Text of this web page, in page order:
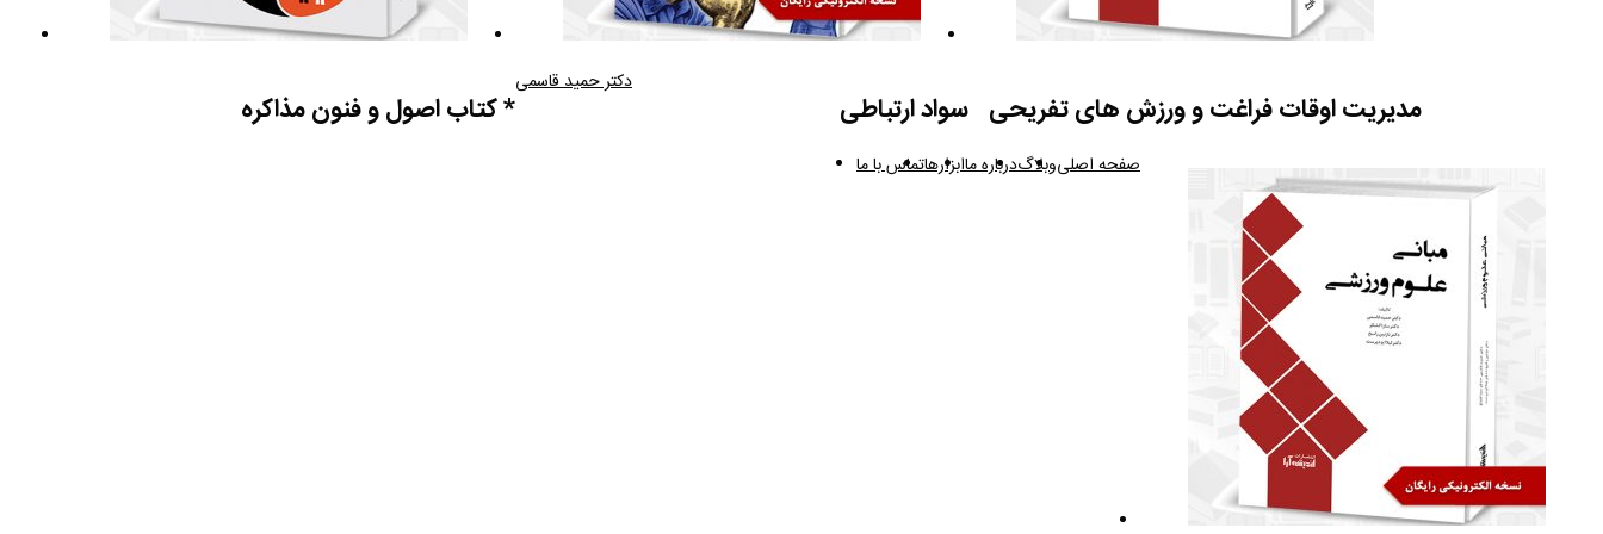
مدیریت اوقات فراغت و ورزش های تفریحی سواد ارتباطی
دکتر حمید قاسمی
* کتاب اصول و فنون مذاکره
صفحه اصلیوبلاگدرباره ماابزارهاتماس با ما